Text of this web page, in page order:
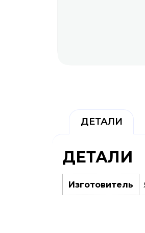
ДЕТАЛИ
ДЕТАЛИ
Изготовитель